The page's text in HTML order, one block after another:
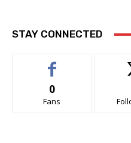
STAY CONNECTED
0
Fans